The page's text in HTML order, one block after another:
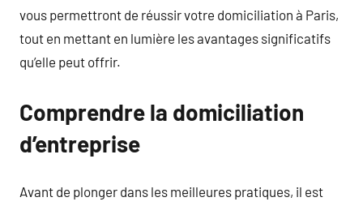
vous permettront de réussir votre domiciliation à Paris,
tout en mettant en lumière les avantages significatifs
qu’elle peut offrir.
Comprendre la domiciliation
d’entreprise
Avant de plonger dans les meilleures pratiques, il est